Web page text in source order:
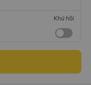
Khứ hồi